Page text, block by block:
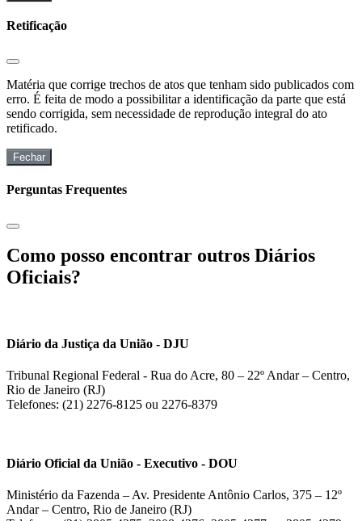
Retificação
Matéria que corrige trechos de atos que tenham sido publicados com
erro. É feita de modo a possibilitar a identificação da parte que está
sendo corrigida, sem necessidade de reprodução integral do ato
retificado.
Fechar
Perguntas Frequentes
Como posso encontrar outros Diários
Oficiais?
Diário da Justiça da União - DJU
Tribunal Regional Federal - Rua do Acre, 80 – 22º Andar – Centro,
Rio de Janeiro (RJ)
Telefones: (21) 2276-8125 ou 2276-8379
Diário Oficial da União - Executivo - DOU
Ministério da Fazenda – Av. Presidente Antônio Carlos, 375 – 12º
Andar – Centro, Rio de Janeiro (RJ)